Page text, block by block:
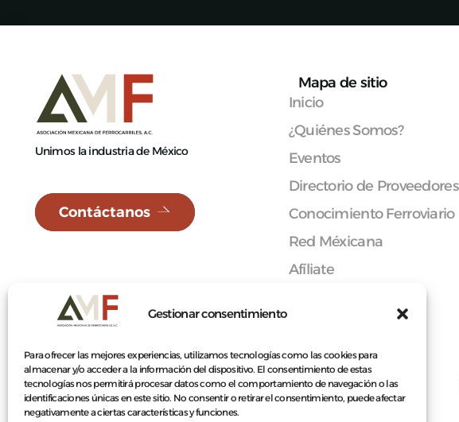
Gestionar consentimiento
Para ofrecer las mejores experiencias, utilizamos tecnologías como las cookies para
almacenar y/o acceder a la información del dispositivo. El consentimiento de estas
tecnologías nos permitirá procesar datos como el comportamiento de navegación o las
identificaciones únicas en este sitio. No consentir o retirar el consentimiento, puede afectar
negativamente a ciertas características y funciones.
Unimos la industria de México
Contáctanos
Mapa de sitio
Inicio
¿Quiénes Somos?
Eventos
Directorio de Proveedores
Conocimiento Ferroviario
Red Méxicana
Afíliate
© 2026 Asociación Mexicana de Ferrocarriles A.C.